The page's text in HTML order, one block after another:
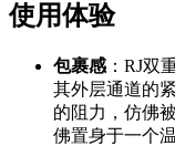
使用体验
包裹感 ：RJ双
其外层通道的
的阻力，仿佛
佛置身于一个